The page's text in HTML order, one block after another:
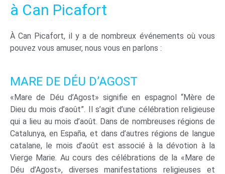
à Can Picafort
À Can Picafort, il y a de nombreux événements où vous
pouvez vous amuser, nous vous en parlons :
MARE DE DÉU D’AGOST
«Mare de Déu d’Agost» signifie en espagnol “Mère de
Dieu du mois d’août”. Il s’agit d’une célébration religieuse
qui a lieu au mois d’août. Dans de nombreuses régions de
Catalunya, en España, et dans d’autres régions de langue
catalane, le mois d’août est associé à la dévotion à la
Vierge Marie. Au cours des célébrations de la «Mare de
Déu d’Agost», diverses manifestations religieuses et